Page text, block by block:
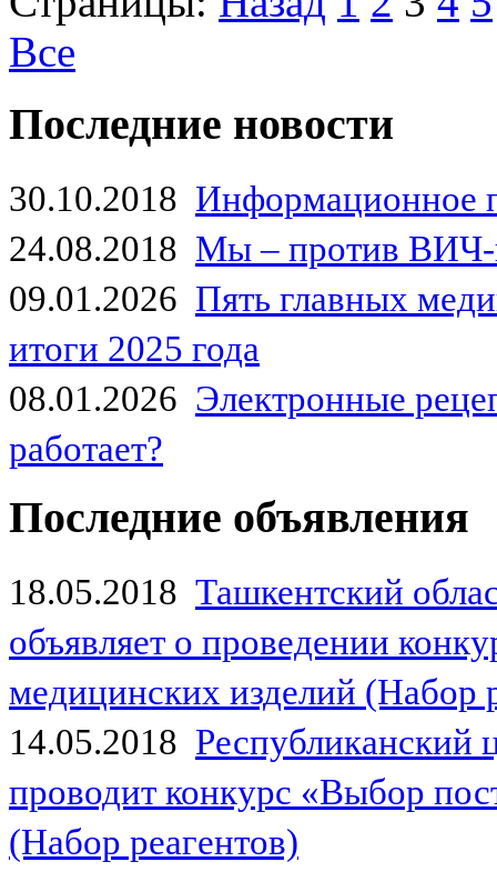
Все
Последние новости
30.10.2018 Информационное
24.08.2018 Мы – против
09.01.2026 Пять главных
итоги 2025 года
08.01.2026 Электронные
работает?
Последние объявления
18.05.2018 Ташкентский
объявляет о проведении
медицинских изделий (Набор
14.05.2018
проводит конкурс «Выбор
(Набор реагентов)